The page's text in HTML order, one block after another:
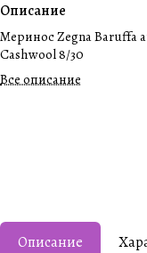
Описание
Меринос Zegna Baruffa
Cashwool 8/30
Все описание
Описание